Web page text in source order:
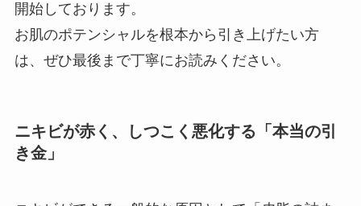
開始しております。
お肌のポテンシャルを根本から引き上げたい方
は、ぜひ最後まで丁寧にお読みください。
ニキビが赤く、しつこく悪化する「本当の引
き金」